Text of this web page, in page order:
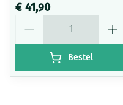
€ 41,90
Bestel